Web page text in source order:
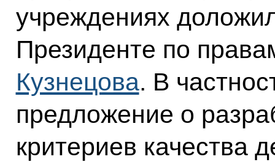
учреждениях
Президенте по
Кузнецова. В
предложение о
критериев качества